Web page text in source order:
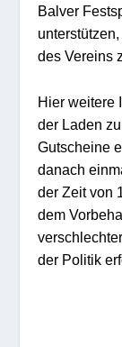
Balver
des Vereins
Hier weitere
der Laden
Gutscheine
danach
der Zeit von
dem
der Politik